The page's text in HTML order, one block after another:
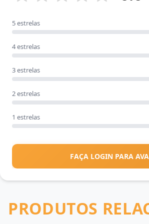
5 estrelas
4 estrelas
3 estrelas
2 estrelas
1 estrelas
FAÇA LOGIN PARA
PRODUTOS